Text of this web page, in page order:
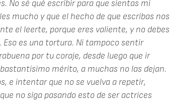
No sé qué escribir para que sientas mi
mucho y que el hecho de que escribas nos
el leerte, porque eres valiente, y no debes
Eso es una tortura. Ni tampoco sentir
por tu coraje, desde luego que ir
mérito, a muchas no las dejan.
e intentar que no se vuelva a repetir,
no siga pasando esto de ser actrices